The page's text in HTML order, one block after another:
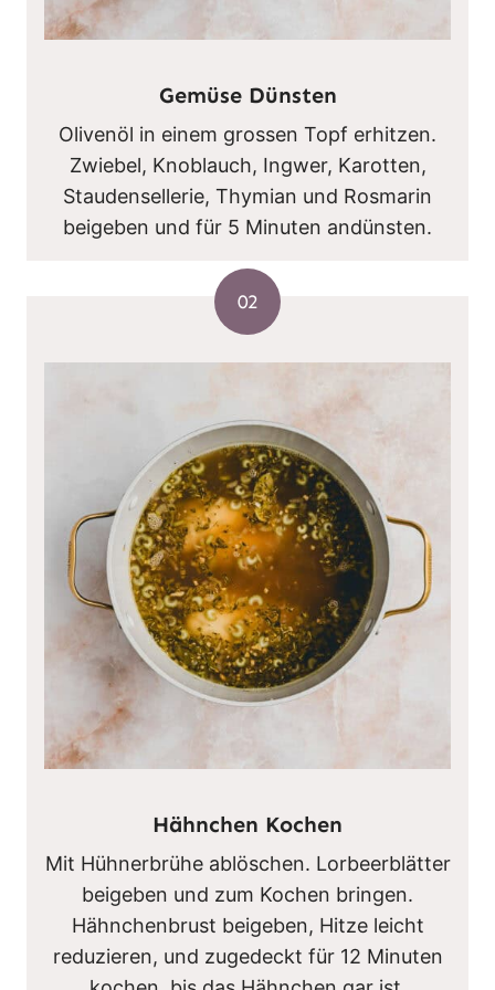
Gemüse Dünsten
Olivenöl in einem grossen Topf erhitzen.
Zwiebel, Knoblauch, Ingwer, Karotten,
Staudensellerie, Thymian und Rosmarin
beigeben und für 5 Minuten andünsten.
02
Hähnchen Kochen
Mit Hühnerbrühe ablöschen. Lorbeerblätter
beigeben und zum Kochen bringen.
Hähnchenbrust beigeben, Hitze leicht
reduzieren, und zugedeckt für 12 Minuten